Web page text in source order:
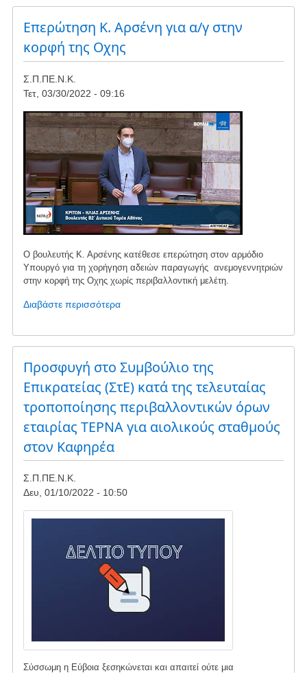
διαμαρτυρίας
στα
Στύρα
-
Επερώτηση Κ. Αρσένη για α/γ στην
κορφή της Οχης
Σ.Π.ΠΕ.Ν.Κ.
Τετ, 03/30/2022 - 09:16
Ο βουλευτής Κ. Αρσένης κατέθεσε επερώτηση στον αρμόδιο
Υπουργό για τη χορήγηση αδειών παραγωγής ανεμογεννητριών
στην κορφή της Οχης χωρίς περιβαλλοντική μελέτη.
Διαβάστε περισσότεραγια
Επερώτηση
Κ.
Αρσένη
α/
γ
κορφή
Οχης
Προσφυγή στο Συμβούλιο της
Επικρατείας (ΣτΕ) κατά της τελευταίας
τροποποίησης περιβαλλοντικών όρων
εταιρίας ΤΕΡΝΑ για αιολικούς σταθμούς
στον Καφηρέα
Σ.Π.ΠΕ.Ν.Κ.
Δευ, 01/10/2022 - 10:50
Image
Σύσσωμη η Εύβοια ξεσηκώνεται και απαιτεί ούτε μια